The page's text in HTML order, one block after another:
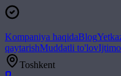
Kompaniya haqidaBlog
qaytarishMuddatli to'lov
Toshkent